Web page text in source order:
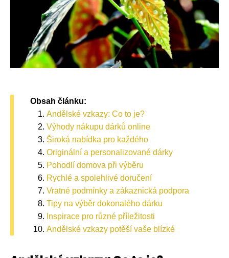
Obsah článku:
Andělské vzkazy: Co to je?
Výhody nákupu dárků online
Široká nabídka pro každého
Originální a personalizované dárky
Pohodlí domova při výběru
Rychlé a spolehlivé doručení
Vratné podmínky a zákaznická podpora
Tipy na výběr dokonalého dárku
Inspirace pro různé příležitosti
Andělské vzkazy potěší vaše blízké